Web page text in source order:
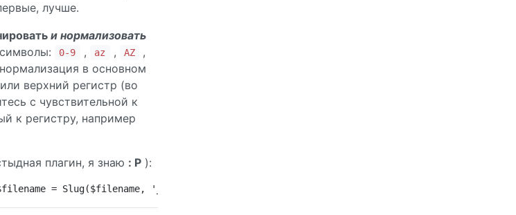
лучше.
и нормализовать
0-9 , az , AZ ,
в основном
верхний регистр (во
с чувствительной к
к регистру, например
плагин, я знаю : P ):
= Slug($filename, '_', '.'); // etc_hosts_alix_axel_likes_beer.jpg function